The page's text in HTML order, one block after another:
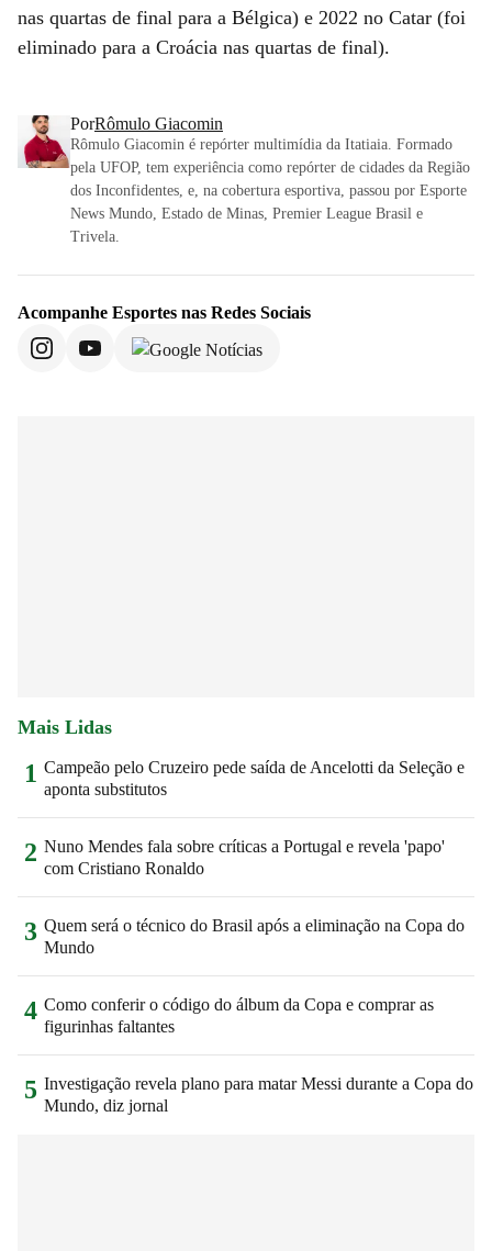
nas quartas de final para a Bélgica) e 2022 no Catar (foi
eliminado para a Croácia nas quartas de final).
PorRômulo Giacomin
Rômulo Giacomin é repórter multimídia da Itatiaia. Formado
pela UFOP, tem experiência como repórter de cidades da Região
dos Inconfidentes, e, na cobertura esportiva, passou por Esporte
News Mundo, Estado de Minas, Premier League Brasil e
Trivela.
Acompanhe Esportes nas Redes Sociais
Mais Lidas
1 Campeão pelo Cruzeiro pede saída de Ancelotti da Seleção e
aponta substitutos
2 Nuno Mendes fala sobre críticas a Portugal e revela 'papo'
com Cristiano Ronaldo
3 Quem será o técnico do Brasil após a eliminação na Copa do
Mundo
4 Como conferir o código do álbum da Copa e comprar as
figurinhas faltantes
5 Investigação revela plano para matar Messi durante a Copa do
Mundo, diz jornal